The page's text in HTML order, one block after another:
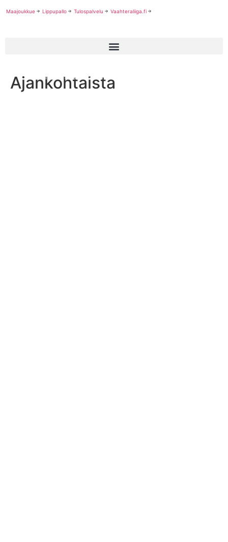
Maajoukkue Lippupallo Tulospalvelu Vaahteraliiga.fi
Ajankohtaista
Suomi kohtaa Itävallan EM-loppuottelussa klo